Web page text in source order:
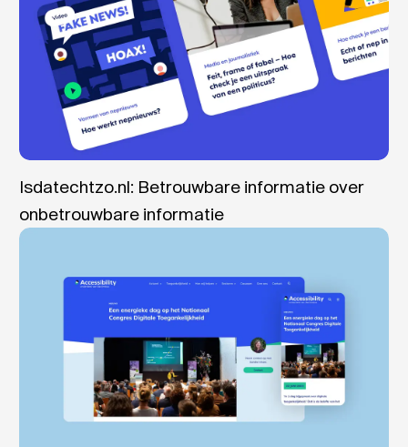
Isdatechtzo.nl: Betrouwbare informatie over
onbetrouwbare informatie